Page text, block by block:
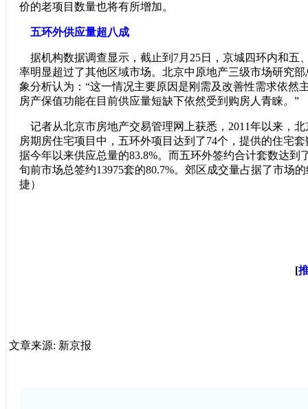
价的老项目数量也将有所增加。
五环外供应量超八成
据机构数据调查显示，截止到7月25日，京城四环内和五
率明显超过了其他区域市场。北京中原地产三级市场研究
象分析认为：“这一情况主要原因是刚需及改善性需求依然
房产保值功能在目前供应量短缺下依然受到购房人青睐。”
记者从北京市房地产交易管理网上获悉，2011年以来，
房期房住宅项目中，五环外项目达到了74个，提供的住宅
据今年以来供应总量的83.8%。而五环外签约合计套数达到
旬前市场总签约13975套的80.7%。郊区成交量占据了市场
捷）
[
文章来源: 新京报